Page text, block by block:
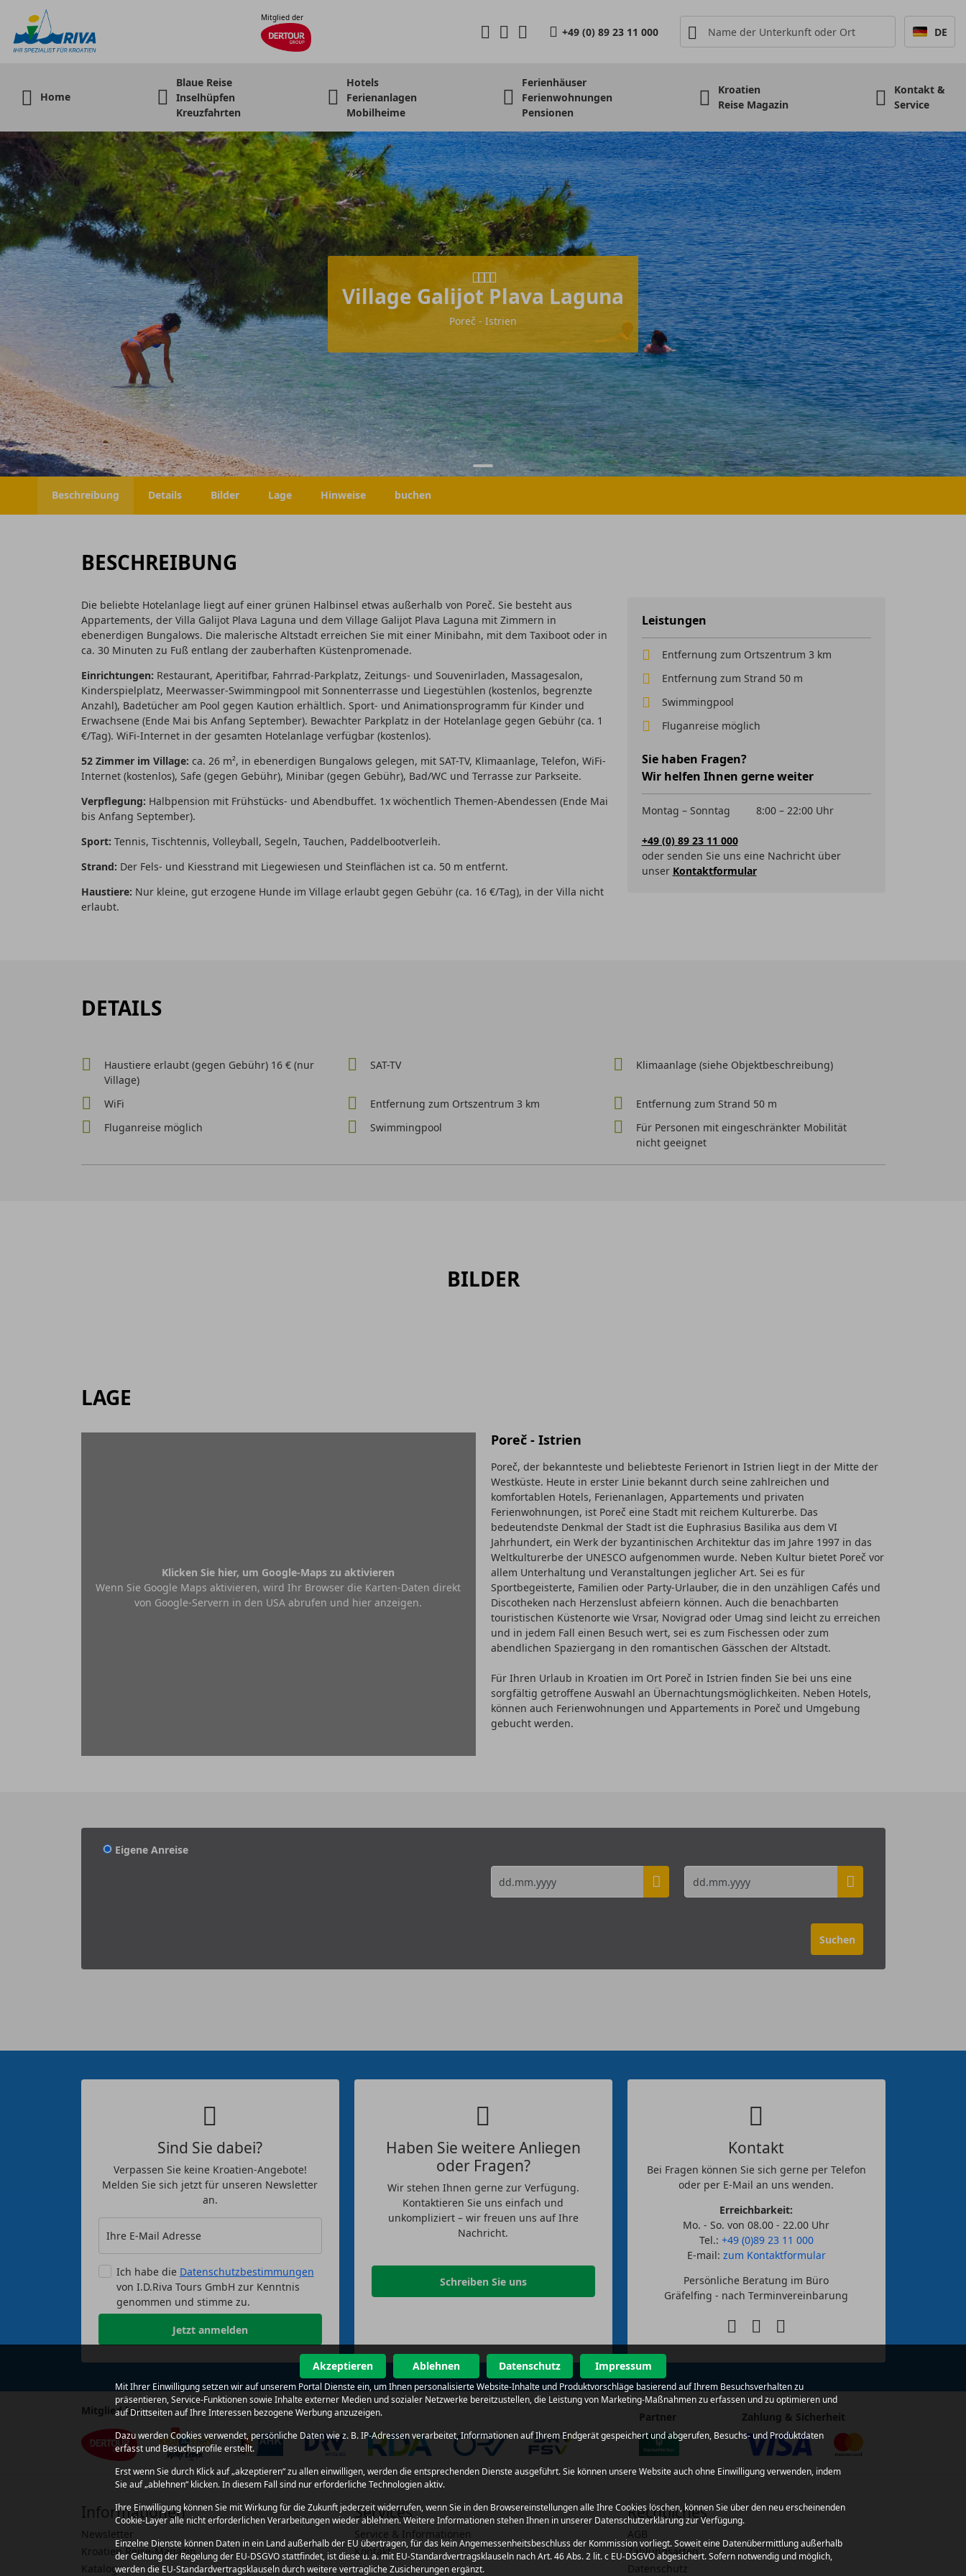
Mitglied der
+49 (0) 89 23 11 000 DE
Home
Blaue Reise
Inselhüpfen
Kreuzfahrten
Hotels
Ferienanlagen
Mobilheime
Ferienhäuser
Ferienwohnungen
Pensionen
Kroatien
Reise Magazin
Kontakt &
Service
Village Galijot Plava Laguna
Poreč - Istrien
Beschreibung Details Bilder Lage Hinweise buchen
BESCHREIBUNG
Die beliebte Hotelanlage liegt auf einer grünen Halbinsel etwas außerhalb von Poreč. Sie besteht aus
Appartements, der Villa Galijot Plava Laguna und dem Village Galijot Plava Laguna mit Zimmern in
ebenerdigen Bungalows. Die malerische Altstadt erreichen Sie mit einer Minibahn, mit dem Taxiboot oder in
ca. 30 Minuten zu Fuß entlang der zauberhaften Küstenpromenade.
Einrichtungen: Restaurant, Aperitifbar, Fahrrad-Parkplatz, Zeitungs- und Souvenirladen, Massagesalon,
Kinderspielplatz, Meerwasser-Swimmingpool mit Sonnenterrasse und Liegestühlen (kostenlos, begrenzte
Anzahl), Badetücher am Pool gegen Kaution erhältlich. Sport- und Animationsprogramm für Kinder und
Erwachsene (Ende Mai bis Anfang September). Bewachter Parkplatz in der Hotelanlage gegen Gebühr (ca. 1
€/Tag). WiFi-Internet in der gesamten Hotelanlage verfügbar (kostenlos).
52 Zimmer im Village: ca. 26 m², in ebenerdigen Bungalows gelegen, mit SAT-TV, Klimaanlage, Telefon, WiFi-
Internet (kostenlos), Safe (gegen Gebühr), Minibar (gegen Gebühr), Bad/WC und Terrasse zur Parkseite.
Verpflegung: Halbpension mit Frühstücks- und Abendbuffet. 1x wöchentlich Themen-Abendessen (Ende Mai
bis Anfang September).
Sport: Tennis, Tischtennis, Volleyball, Segeln, Tauchen, Paddelbootverleih.
Strand: Der Fels- und Kiesstrand mit Liegewiesen und Steinflächen ist ca. 50 m entfernt.
Haustiere: Nur kleine, gut erzogene Hunde im Village erlaubt gegen Gebühr (ca. 16 €/Tag), in der Villa nicht
erlaubt.
Leistungen
Entfernung zum Ortszentrum 3 km
Entfernung zum Strand 50 m
Swimmingpool
Fluganreise möglich
Sie haben Fragen?
Wir helfen Ihnen gerne weiter
Montag – Sonntag 8:00 – 22:00 Uhr
+49 (0) 89 23 11 000
oder senden Sie uns eine Nachricht über
unser Kontaktformular
DETAILS
Haustiere erlaubt (gegen Gebühr) 16 € (nur
Village)
SAT-TV Klimaanlage (siehe Objektbeschreibung)
WiFi Entfernung zum Ortszentrum 3 km
Entfernung zum Strand 50 m
Fluganreise möglich
Swimmingpool
Für Personen mit eingeschränkter Mobilität
nicht geeignet
BILDER
LAGE
Klicken Sie hier, um Google-Maps zu aktivieren
Wenn Sie Google Maps aktivieren, wird Ihr Browser die Karten-Daten direkt
von Google-Servern in den USA abrufen und hier anzeigen.
Poreč - Istrien
Poreč, der bekannteste und beliebteste Ferienort in Istrien liegt in der Mitte der
Westküste. Heute in erster Linie bekannt durch seine zahlreichen und
komfortablen Hotels, Ferienanlagen, Appartements und privaten
Ferienwohnungen, ist Poreč eine Stadt mit reichem Kulturerbe. Das
bedeutendste Denkmal der Stadt ist die Euphrasius Basilika aus dem VI
Jahrhundert, ein Werk der byzantinischen Architektur das im Jahre 1997 in das
Weltkulturerbe der UNESCO aufgenommen wurde. Neben Kultur bietet Poreč vor
allem Unterhaltung und Veranstaltungen jeglicher Art. Sei es für
Sportbegeisterte, Familien oder Party-Urlauber, die in den unzähligen Cafés und
Discotheken nach Herzenslust abfeiern können. Auch die benachbarten
touristischen Küstenorte wie Vrsar, Novigrad oder Umag sind leicht zu erreichen
und in jedem Fall einen Besuch wert, sei es zum Fischessen oder zum
abendlichen Spaziergang in den romantischen Gässchen der Altstadt.
Für Ihren Urlaub in Kroatien im Ort Poreč in Istrien finden Sie bei uns eine
sorgfältig getroffene Auswahl an Übernachtungsmöglichkeiten. Neben Hotels,
können auch Ferienwohnungen und Appartements in Poreč und Umgebung
gebucht werden.
Eigene Anreise
Sind Sie dabei?
Verpassen Sie keine Kroatien-Angebote!
Melden Sie sich jetzt für unseren Newsletter
an.
Ihre E-Mail Adresse
Ich habe die Datenschutzbestimmungen
von I.D.Riva Tours GmbH zur Kenntnis
genommen und stimme zu.
Jetzt anmelden
Haben Sie weitere Anliegen
oder Fragen?
Wir stehen Ihnen gerne zur Verfügung.
Kontaktieren Sie uns einfach und
unkompliziert – wir freuen uns auf Ihre
Nachricht.
Schreiben Sie uns
Kontakt
Bei Fragen können Sie sich gerne per Telefon
oder per E-Mail an uns wenden.
Erreichbarkeit:
Mo. - So. von 08.00 - 22.00 Uhr
Tel.: +49 (0)89 23 11 000
E-mail: zum Kontaktformular
Persönliche Beratung im Büro
Gräfelfing - nach Terminvereinbarung
Mitglied bei Partner Zahlung & Sicherheit
Informationen
Newsletter
Kroatien Reise-Magazin
Kataloge
Services
Service & Informationen
Kontakt
Rechtliches
AGB
Zahlungsarten
Datenschutz
Akzeptieren Ablehnen Datenschutz Impressum
Mit Ihrer Einwilligung setzen wir auf unserem Portal Dienste ein, um Ihnen personalisierte Website-Inhalte und Produktvorschläge basierend auf Ihrem Besuchsverhalten zu
präsentieren, Service-Funktionen sowie Inhalte externer Medien und sozialer Netzwerke bereitzustellen, die Leistung von Marketing-Maßnahmen zu erfassen und zu optimieren und
auf Drittseiten auf Ihre Interessen bezogene Werbung anzuzeigen.
Dazu werden Cookies verwendet, persönliche Daten wie z. B. IP-Adressen verarbeitet, Informationen auf Ihrem Endgerät gespeichert und abgerufen, Besuchs- und Produktdaten
erfasst und Besuchsprofile erstellt.
Erst wenn Sie durch Klick auf „akzeptieren“ zu allen einwilligen, werden die entsprechenden Dienste ausgeführt. Sie können unsere Website auch ohne Einwilligung verwenden, indem
Sie auf „ablehnen“ klicken. In diesem Fall sind nur erforderliche Technologien aktiv.
Ihre Einwilligung können Sie mit Wirkung für die Zukunft jederzeit widerrufen, wenn Sie in den Browsereinstellungen alle Ihre Cookies löschen, können Sie über den neu erscheinenden
Cookie-Layer alle nicht erforderlichen Verarbeitungen wieder ablehnen. Weitere Informationen stehen Ihnen in unserer Datenschutzerklärung zur Verfügung.
Einzelne Dienste können Daten in ein Land außerhalb der EU übertragen, für das kein Angemessenheitsbeschluss der Kommission vorliegt. Soweit eine Datenübermittlung außerhalb
der Geltung der Regelung der EU-DSGVO stattfindet, ist diese u. a. mit EU-Standardvertragsklauseln nach Art. 46 Abs. 2 lit. c EU-DSGVO abgesichert. Sofern notwendig und möglich,
werden die EU-Standardvertragsklauseln durch weitere vertragliche Zusicherungen ergänzt.